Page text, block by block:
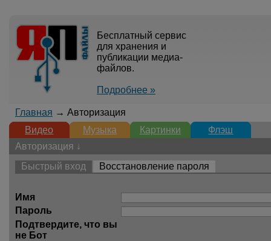
Бесплатный сервис
для хранения и
публикации медиа-
файлов.
Подробнее »
Главная → Авторизация
Видео
Музыка Картинки
Флэш
Авторизация ↓
Быстрый вход
Восстановление пароля
Имя
Пароль
Подтвердите, что вы
не Бот